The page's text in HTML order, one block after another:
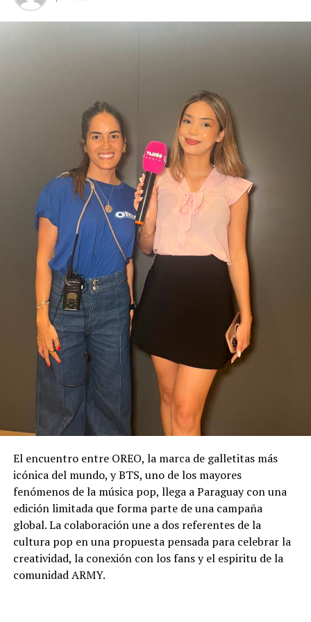
historia única en el mundo del automóvil. Hoy, esa
misma esencia evoluciona hacia una nueva generación
Automotor S.A. reafirma su compromiso de ofrecer al
mercado paraguayo propuestas que representan la
vanguardia de la industria automotriz mundial,
acercando una marca icónica que mira hacia el futuro
sin perder la esencia que la convirtió en una leyenda.
El encuentro entre OREO, la marca de galletitas más
icónica del mundo, y BTS, uno de los mayores
fenómenos de la música pop, llega a Paraguay con una
edición limitada que forma parte de una campaña
global. La colaboración une a dos referentes de la
cultura pop en una propuesta pensada para celebrar la
creatividad, la conexión con los fans y el espiritu de la
comunidad ARMY.